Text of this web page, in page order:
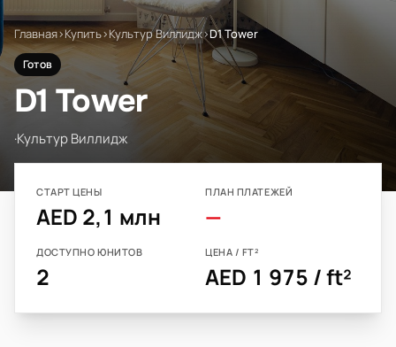
Главная›Купить›Культур Виллидж›D1 Tower
Готов
D1 Tower
·Культур Виллидж
СТАРТ ЦЕНЫ
AED 2,1 млн
ПЛАН ПЛАТЕЖЕЙ
—
ДОСТУПНО ЮНИТОВ
2
ЦЕНА / FT²
AED 1 975 / ft²